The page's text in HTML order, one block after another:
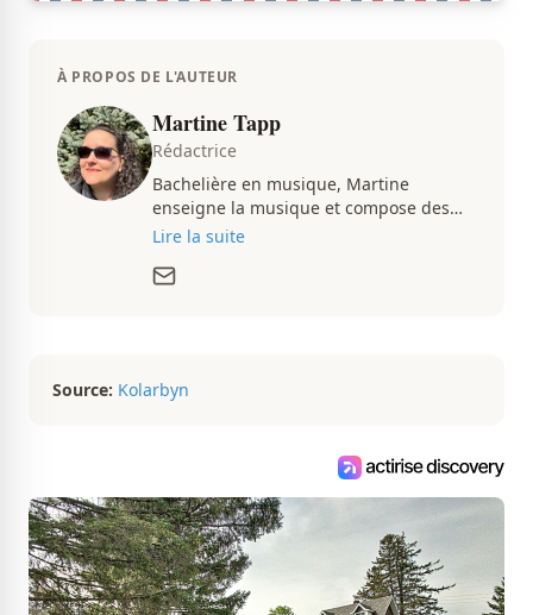
À PROPOS DE L'AUTEUR
Martine Tapp
Rédactrice
Bachelière en musique, Martine
enseigne la musique et compose des
pièces musicales pendant ses temps
d’aménagement intérieur, elle suit de
Lire la suite
Source: Kolarbyn